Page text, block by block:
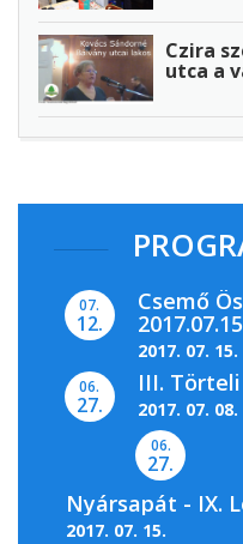
Czira
utca a
07.
12.
Csemő
2017. 07. 15.
06.
27.
III.
2017. 07. 08.
06.
27.
Nyársapát - IX.
2017. 07. 15.